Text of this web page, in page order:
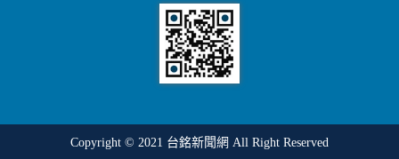
Copyright © 2021 台銘新聞網 All Right Reserved